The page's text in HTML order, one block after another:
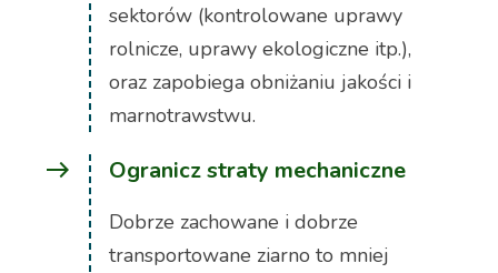
sektorów (kontrolowane uprawy
rolnicze, uprawy ekologiczne itp.),
oraz zapobiega obniżaniu jakości i
marnotrawstwu.
east Ogranicz straty mechaniczne
Dobrze zachowane i dobrze
transportowane ziarno to mniej